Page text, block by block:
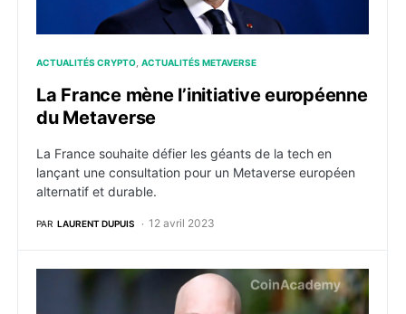
ACTUALITÉS CRYPTO ACTUALITÉS METAVERSE
La France mène l’initiative européenne
du Metaverse
La France souhaite défier les géants de la tech en
lançant une consultation pour un Metaverse européen
alternatif et durable.
PAR LAURENT DUPUIS 12 avril 2023
Bitkraft lève 220,6 millions de dollars pour son